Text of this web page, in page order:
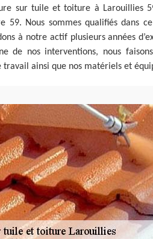
sur tuile et toiture à Larouillies
59. Nous sommes qualifiés dans
à notre actif plusieurs années
de nos interventions, nous
travail ainsi que nos matériels et